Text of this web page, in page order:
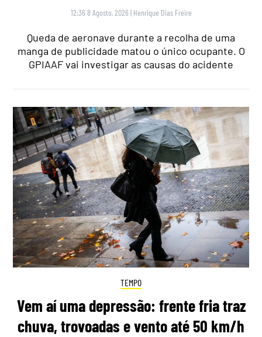
12:36 8 Agosto, 2026 | Henrique Dias Freire
Queda de aeronave durante a recolha de uma
manga de publicidade matou o único ocupante. O
GPIAAF vai investigar as causas do acidente
TEMPO
Vem aí uma depressão: frente fria traz
chuva, trovoadas e vento até 50 km/h